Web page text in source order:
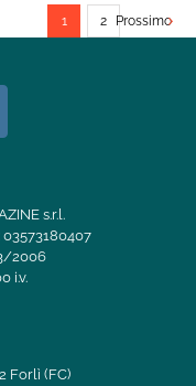
1 2 Prossimo
s.r.l.
03573180407
2006
i.v.
Forlì (FC)